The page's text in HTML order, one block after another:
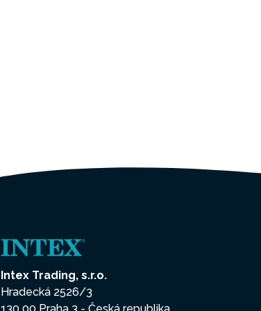
Intex Trading, s.r.o.
Hradecká 2526/3